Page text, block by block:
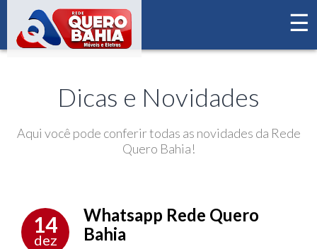
☰
×
Home Novidades
Dicas e Novidades
Aqui você pode conferir todas as novidades da Rede
Quero Bahia!
14
dez
Whatsapp Rede Quero
Bahia